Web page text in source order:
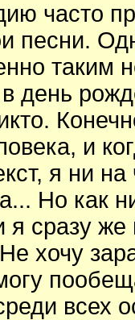
часто
песни.
таким
день
и
я ни на
Но как
я сразу же
хочу
всех